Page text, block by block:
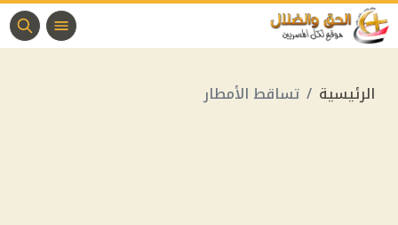
الرئيسية تساقط الأمطار